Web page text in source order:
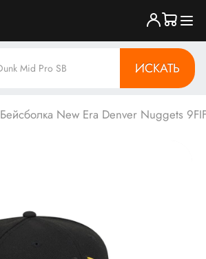
ИСКАТЬ
Бейсболка New Era Denver Nuggets